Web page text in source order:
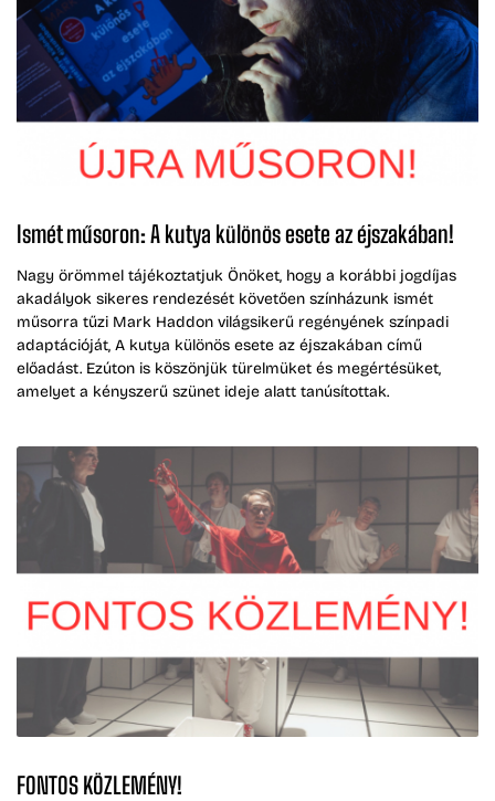
Ismét műsoron: A kutya különös esete az éjszakában!
Nagy örömmel tájékoztatjuk Önöket, hogy a korábbi jogdíjas
akadályok sikeres rendezését követően színházunk ismét
műsorra tűzi Mark Haddon világsikerű regényének színpadi
adaptációját, A kutya különös esete az éjszakában című
előadást. Ezúton is köszönjük türelmüket és megértésüket,
amelyet a kényszerű szünet ideje alatt tanúsítottak.
FONTOS KÖZLEMÉNY!